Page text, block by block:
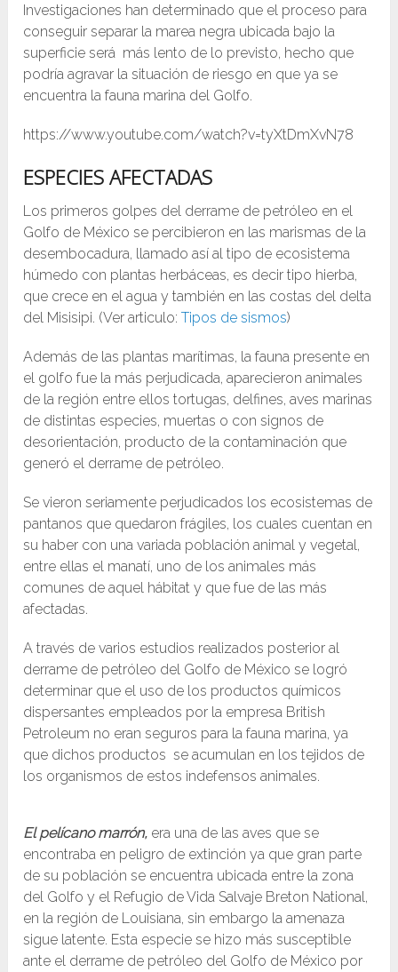
Investigaciones han determinado que el proceso para
conseguir separar la marea negra ubicada bajo la
superficie será más lento de lo previsto, hecho que
podría agravar la situación de riesgo en que ya se
encuentra la fauna marina del Golfo.
https://www.youtube.com/watch?v=tyXtDmXvN78
ESPECIES AFECTADAS
Los primeros golpes del derrame de petróleo en el
Golfo de México se percibieron en las marismas de la
desembocadura, llamado así al tipo de ecosistema
húmedo con plantas herbáceas, es decir tipo hierba,
que crece en el agua y también en las costas del delta
del Misisipi. (Ver articulo:Tipos de sismos)
Además de las plantas marítimas, la fauna presente en
el golfo fue la más perjudicada, aparecieron animales
de la región entre ellos tortugas, delfines, aves marinas
de distintas especies, muertas o con signos de
desorientación, producto de la contaminación que
generó el derrame de petróleo.
Se vieron seriamente perjudicados los ecosistemas de
pantanos que quedaron frágiles, los cuales cuentan en
su haber con una variada población animal y vegetal,
entre ellas el manatí, uno de los animales más
comunes de aquel hábitat y que fue de las más
afectadas.
A través de varios estudios realizados posterior al
derrame de petróleo del Golfo de México se logró
determinar que el uso de los productos químicos
dispersantes empleados por la empresa British
Petroleum no eran seguros para la fauna marina, ya
que dichos productos se acumulan en los tejidos de
los organismos de estos indefensos animales.
El pelícano marrón, era una de las aves que se
encontraba en peligro de extinción ya que gran parte
de su población se encuentra ubicada entre la zona
del Golfo y el Refugio de Vida Salvaje Breton National,
en la región de Louisiana, sin embargo la amenaza
sigue latente. Esta especie se hizo más susceptible
ante el derrame de petróleo del Golfo de México por